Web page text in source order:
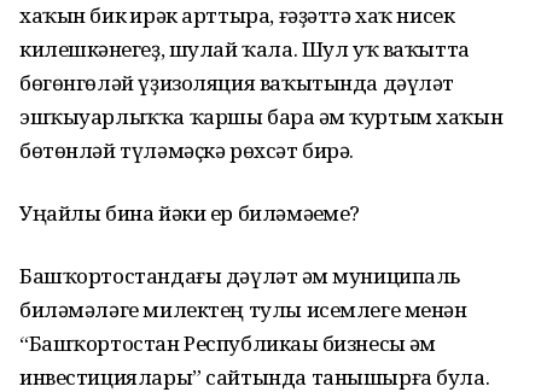
хаҡын бик һирәк арттыра, ғәҙәттә хаҡ нисек
килешкәнһегеҙ, шулай ҡала. Шул уҡ ваҡытта
бөгөнгөләй үҙизоляция ваҡытында дәүләт
эшҡыуарлыҡҡа ҡаршы бара һәм ҡуртым хаҡын
бөтөнләй түләмәҫкә рөхсәт бирә.
Уңайлы бина йәки ер биләмәһеме?
Башҡортостандағы дәүләт һәм муниципаль
биләмәләге милектең тулы исемлеге менән
“Башҡортостан Республикаһы бизнесы һәм
инвестициялары” сайтында танышырға була.